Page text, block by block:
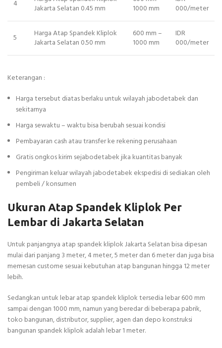
4
Jakarta Selatan 0.45 mm
1000 mm
000/meter
5
Harga Atap Spandek Kliplok
Jakarta Selatan 0.50 mm
600 mm –
1000 mm
IDR
000/meter
Keterangan :
Harga tersebut diatas berlaku untuk wilayah jabodetabek dan
sekitarnya
Harga sewaktu – waktu bisa berubah sesuai kondisi
Pembayaran cash atau transfer ke rekening perusahaan
Gratis ongkos kirim sejabodetabek jika kuantitas banyak
Pengiriman keluar wilayah jabodetabek ekspedisi di sediakan oleh
pembeli / konsumen
Ukuran Atap Spandek Kliplok Per
Lembar di Jakarta Selatan
Untuk panjangnya atap spandek kliplok Jakarta Selatan bisa dipesan
mulai dari panjang 3 meter, 4 meter, 5 meter dan 6 meter dan juga bisa
memesan custome sesuai kebutuhan atap bangunan hingga 12 meter
lebih.
Sedangkan untuk lebar atap spandek kliplok tersedia lebar 600 mm
sampai dengan 1000 mm, namun yang beredar di beberapa pabrik,
toko bangunan, distributor, supplier, agen dan depo konstruksi
bangunan spandek kliplok adalah lebar 1 meter.